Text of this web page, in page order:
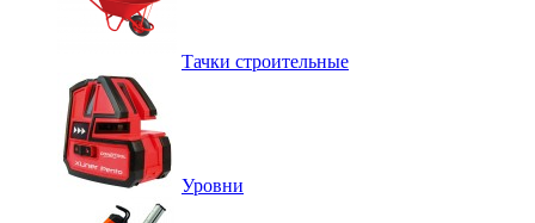
Тачки строительные
Уровни